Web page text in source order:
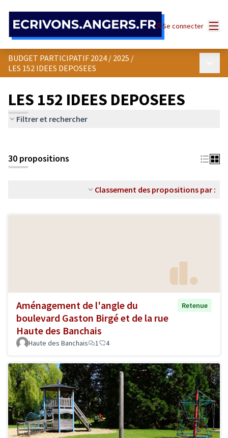
Se connecter
BUDGET PARTICIPATIF 2024 / 2025 /
LES 152 IDEES DEPOSEES
LES 152 IDEES DEPOSEES
Filtrer et rechercher
30 propositions
Classement des propositions par :
Aménagement de l'angle du
boulevard Gaston Birgé et de la rue
Haute des Banchais
Retenue
Haute des Banchais 1 4